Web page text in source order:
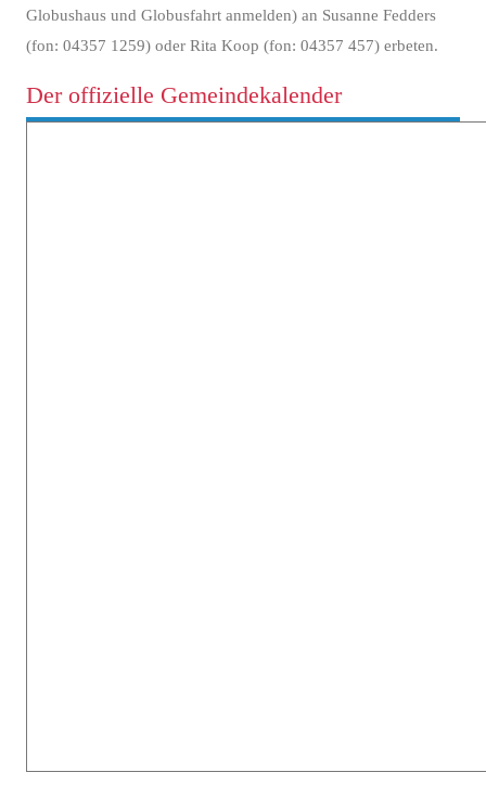
Globushaus und Globusfahrt anmelden) an Susanne Fedders
(fon: 04357 1259) oder Rita Koop (fon: 04357 457) erbeten.
Der offizielle Gemeindekalender